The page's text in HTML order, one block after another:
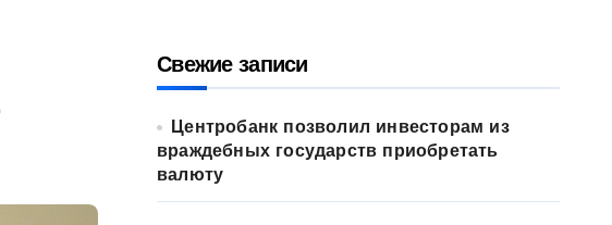
Свежие записи
Центробанк позволил инвесторам из
враждебных государств приобретать
валюту